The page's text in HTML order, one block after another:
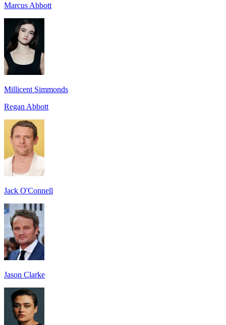
Marcus Abbott
Millicent Simmonds
Regan Abbott
Jack O'Connell
Jason Clarke